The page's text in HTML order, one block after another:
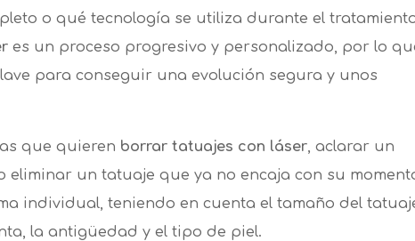
o qué tecnología se utiliza durante el
es un proceso progresivo y personalizado, por lo
para conseguir una evolución segura y unos
que quieren borrar tatuajes con láser, aclarar un
eliminar un tatuaje que ya no encaja con su
individual, teniendo en cuenta el tamaño del
la antigüedad y el tipo de piel.